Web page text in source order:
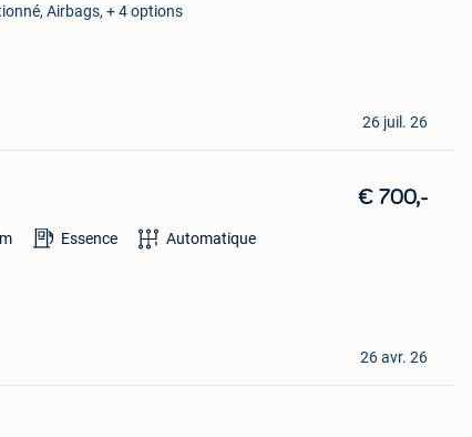
Airbags, + 4 options
26 juil. 26
€ 700,-
Essence Automatique
26 avr. 26